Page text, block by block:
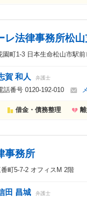
レ法律事務所松
園町1-3 日本生命松山市駅前
賀 和人 弁護士
話番号 0120-192-010
借金・債務整理
事務所
町5-7-2 オフィスM 2階
田 昌城 弁護士